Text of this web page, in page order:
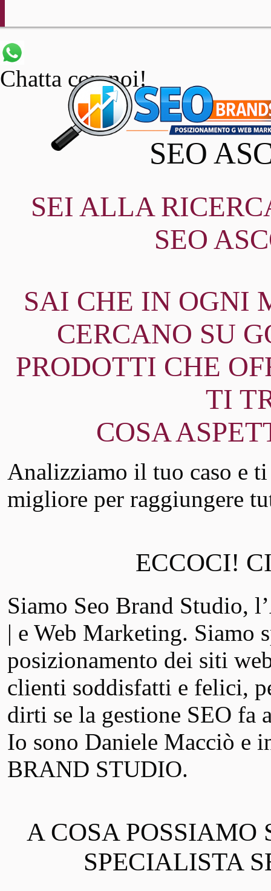
Chatta con noi!
SEO
SEI ALLA
SEO
SAI CHE IN OGNI
CERCANO SU
PRODOTTI CHE
TI
COSA
Analizziamo il tuo caso e
migliore per raggiungere
ECCOCI!
Siamo Seo Brand Studio,
| e Web Marketing. Siamo
posizionamento dei siti
clienti soddisfatti e felici,
dirti se la gestione SEO fa
Io sono Daniele Macciò e
BRAND STUDIO.
A COSA
SPECIALISTA